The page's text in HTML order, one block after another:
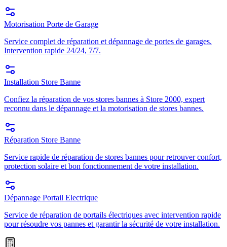
Motorisation Porte de Garage
Service complet de réparation et dépannage de portes de garages.
Intervention rapide 24/24, 7/7.
Installation Store Banne
Confiez la réparation de vos stores bannes à Store 2000, expert
reconnu dans le dépannage et la motorisation de stores bannes.
Réparation Store Banne
Service rapide de réparation de stores bannes pour retrouver confort,
protection solaire et bon fonctionnement de votre installation.
Dépannage Portail Electrique
Service de réparation de portails électriques avec intervention rapide
pour résoudre vos pannes et garantir la sécurité de votre installation.